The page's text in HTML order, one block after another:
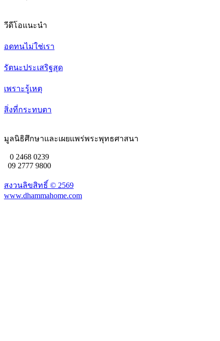
วีดีโอแนะนำ
อดทนไม่ใช่เรา
รัตนะประเสริฐสุด
เพราะรู้เหตุ
สิ่งที่กระทบตา
มูลนิธิศึกษาและเผยแพร่พระพุทธศาสนา
0 2468 0239
09 2777 9800
สงวนลิขสิทธิ์ © 2569
www.dhammahome.com